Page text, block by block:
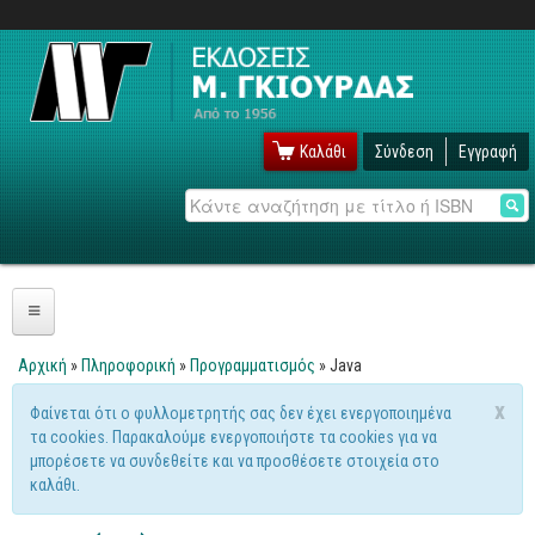
Καλάθι Σύνδεση Εγγραφή
Αναζήτηση
Πληροφορική
Λειτουργικά
Windows
Linux
Unix
Είστε εδώ
Αρχική » Πληροφορική » Προγραμματισμός » Java
x
Μήνυμα προειδοποίησης
Φαίνεται ότι ο φυλλομετρητής σας δεν έχει ενεργοποιημένα
τα cookies. Παρακαλούμε ενεργοποιήστε τα cookies για να
μπορέσετε να συνδεθείτε και να προσθέσετε στοιχεία στο
καλάθι.